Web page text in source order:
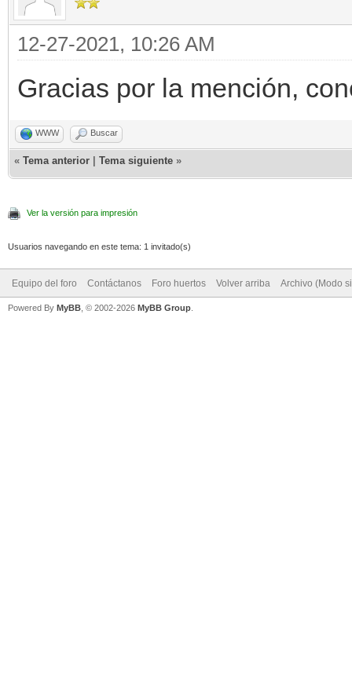
12-27-2021, 10:26 AM
Gracias por la mención,
WWW Buscar
« Tema anterior Tema siguiente »
Ver la versión para impresión
Usuarios navegando en este tema: 1 invitado(s)
Equipo del foro Contáctanos Foro huertos Volver arriba Archivo (Modo
Powered By MyBB , © 2002-2026 MyBB Group